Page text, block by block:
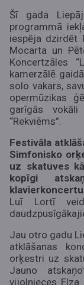
Šī gada
programmā
iespēja dzirdēt
Mocarta un
Koncertzāles
kamerzālē
solo vakars,
opermūzikas
garīgās vokāli
“Rekviēms”.
Festivāla
Simfonisko
uz skatuves
kopīgi
Luī Lortī
Jau otro gadu
atklāšanas
orķestri uz
Jauno
vijolnieces Elza